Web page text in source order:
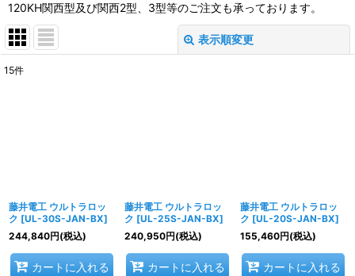
120KH関西型及び関西2型、3型等のご注文も承っております。
表示順変更
15件
藤井電工 ウルトラロッ
ク [UL-30S-JAN-BX]
244,840円(税込)
カートに入れる
藤井電工 ウルトラロッ
ク [UL-25S-JAN-BX]
240,950円(税込)
カートに入れる
藤井電工 ウルトラロッ
ク [UL-20S-JAN-BX]
155,460円(税込)
カートに入れる